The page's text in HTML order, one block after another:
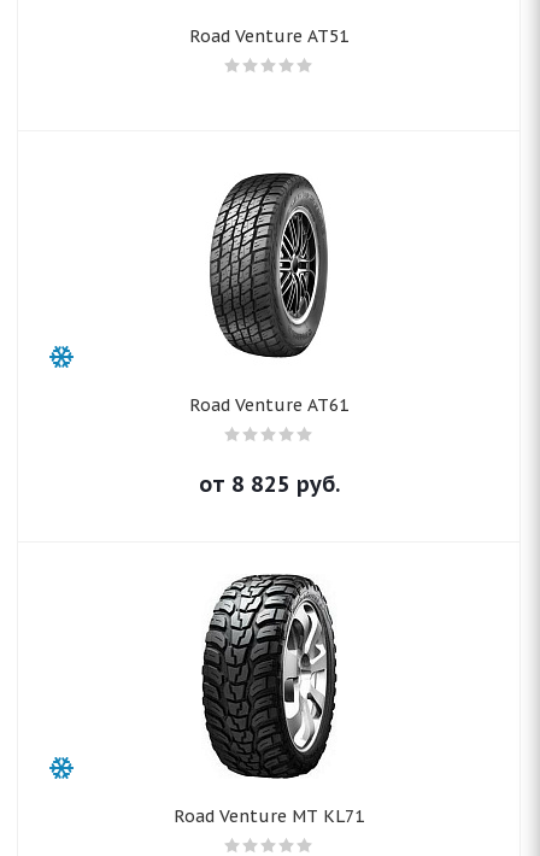
Road Venture AT51
Road Venture AT61
от 8 825 руб.
Road Venture MT KL71